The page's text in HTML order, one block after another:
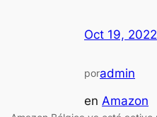
Oct 19, 2022
poradmin
en Amazon